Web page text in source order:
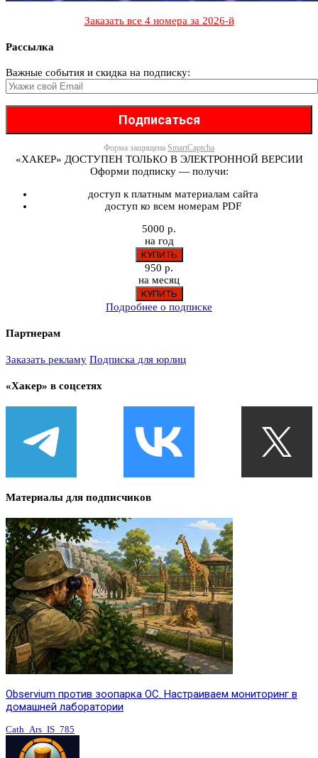
Заказать все 4 номера за 2026-й
Рассылка
Важные события и скидка на подписку:
Форма защищена SmartCaptcha
«ХАКЕР» ДОСТУПЕН ТОЛЬКО В ЭЛЕКТРОННОЙ ВЕРСИИ
Оформи подписку — получи:
доступ к платным материалам сайта
доступ ко всем номерам PDF
5000 р.
на год
950 р.
на месяц
Подробнее о подписке
Партнерам
Заказать рекламу Подписка для юрлиц
«Хакер» в соцсетях
Материалы для подписчиков
Observium против зоопарка ОС. Настраиваем мониторинг в
домашней лаборатории
Cath_Ars_IS_785